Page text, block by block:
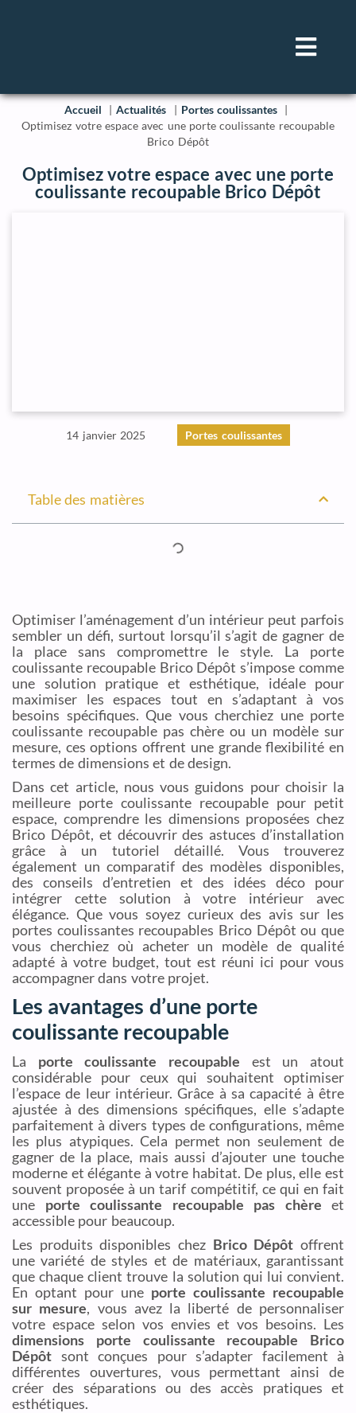
Accueil Actualités
Portes coulissantes
Optimisez votre espace avec une porte coulissante recoupable
Brico Dépôt
Optimisez votre espace avec une porte
coulissante recoupable Brico Dépôt
14 janvier 2025 Portes coulissantes
Table des matières
Optimiser l’aménagement d’un intérieur peut parfois
sembler un défi, surtout lorsqu’il s’agit de gagner de
la place sans compromettre le style. La porte
coulissante recoupable Brico Dépôt s’impose comme
une solution pratique et esthétique, idéale pour
maximiser les espaces tout en s’adaptant à vos
besoins spécifiques. Que vous cherchiez une porte
coulissante recoupable pas chère ou un modèle sur
mesure, ces options offrent une grande flexibilité en
termes de dimensions et de design.
Dans cet article, nous vous guidons pour choisir la
meilleure porte coulissante recoupable pour petit
espace, comprendre les dimensions proposées chez
Brico Dépôt, et découvrir des astuces d’installation
grâce à un tutoriel détaillé. Vous trouverez
également un comparatif des modèles disponibles,
des conseils d’entretien et des idées déco pour
intégrer cette solution à votre intérieur avec
élégance. Que vous soyez curieux des avis sur les
portes coulissantes recoupables Brico Dépôt ou que
vous cherchiez où acheter un modèle de qualité
adapté à votre budget, tout est réuni ici pour vous
accompagner dans votre projet.
Les avantages d’une porte
coulissante recoupable
La porte coulissante recoupable est un atout
considérable pour ceux qui souhaitent optimiser
l’espace de leur intérieur. Grâce à sa capacité à être
ajustée à des dimensions spécifiques, elle s’adapte
parfaitement à divers types de configurations, même
les plus atypiques. Cela permet non seulement de
gagner de la place, mais aussi d’ajouter une touche
moderne et élégante à votre habitat. De plus, elle est
souvent proposée à un tarif compétitif, ce qui en fait
une porte coulissante recoupable pas chère et
accessible pour beaucoup.
Les produits disponibles chez Brico Dépôt offrent
une variété de styles et de matériaux, garantissant
que chaque client trouve la solution qui lui convient.
En optant pour une porte coulissante recoupable
sur mesure, vous avez la liberté de personnaliser
votre espace selon vos envies et vos besoins. Les
dimensions porte coulissante recoupable Brico
Dépôt sont conçues pour s’adapter facilement à
différentes ouvertures, vous permettant ainsi de
créer des séparations ou des accès pratiques et
esthétiques.